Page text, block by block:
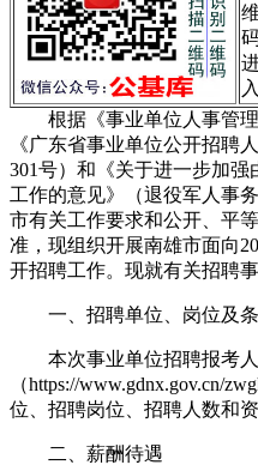
维
入
根据《事业单位人事管理
《广东省事业单位公开招聘
301号）和《关于进一步加
工作的意见》（退役军人事
市有关工作要求和公开、平
准，现组织开展南雄市面向
开招聘工作。现就有关招聘
一、招聘单位、岗位及
本次事业单位招聘报考人
（https://www.gdnx.gov.cn/
位、招聘岗位、招聘人数和
二、薪酬待遇